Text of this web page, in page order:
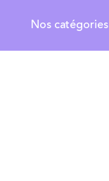
Nos catégories